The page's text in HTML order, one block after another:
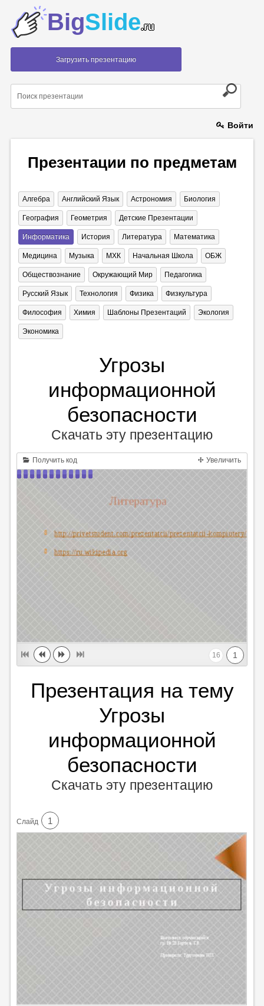
BigSlide.ru
Загрузить презентацию
Войти
Презентации по предметам
Алгебра Английский Язык Астрономия Биология
География Геометрия Детские Презентации
Информатика История Литература Математика
Медицина Музыка МХК Начальная Школа ОБЖ
Обществознание Окружающий Мир Педагогика
Русский Язык Технология Физика Физкультура
Философия Химия Шаблоны Презентаций Экология
Экономика
Угрозы
информационной
безопасности
Скачать эту презентацию
Получить код Увеличить
1
16
Презентация на тему
Угрозы
информационной
безопасности
Скачать эту презентацию
Cлайд 1